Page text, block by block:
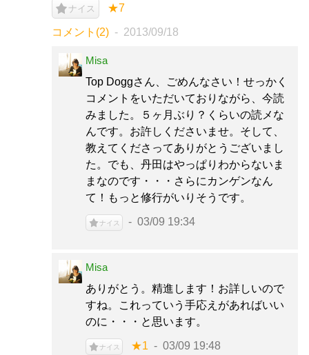
ナイス ★7
コメント(2) 2013/09/18
Misa
Top Doggさん、ごめんなさい！せっかく
コメントをいただいておりながら、今読
みました。５ヶ月ぶり？くらいの読メな
んです。お許しくださいませ。そして、
教えてくださってありがとうございまし
た。でも、丹田はやっぱりわからないま
まなのです・・・さらにカンゲンなん
て！もっと修行がいりそうです。
ナイス 03/09 19:34
Misa
ありがとう。精進します！お詳しいので
すね。これっていう手応えがあればいい
のに・・・と思います。
ナイス ★1 03/09 19:48